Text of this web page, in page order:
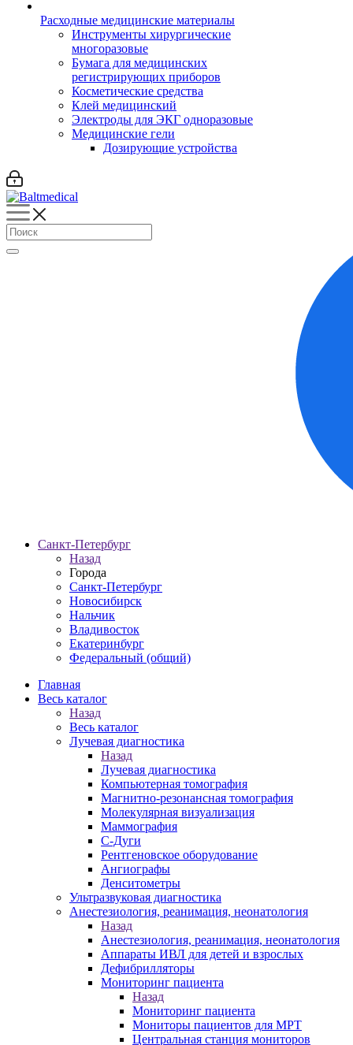
Расходные медицинские материалы
Инструменты хирургические
многоразовые
Бумага для медицинских
регистрирующих приборов
Косметические средства
Клей медицинский
Электроды для ЭКГ одноразовые
Медицинские гели
Дозирующие устройства
Санкт-Петербург
Назад
Города
Санкт-Петербург
Новосибирск
Нальчик
Владивосток
Екатеринбург
Федеральный (общий)
Главная
Весь каталог
Назад
Весь каталог
Лучевая диагностика
Назад
Лучевая диагностика
Компьютерная томография
Магнитно-резонансная томография
Молекулярная визуализация
Маммография
С-Дуги
Рентгеновское оборудование
Ангиографы
Денситометры
Ультразвуковая диагностика
Анестезиология, реанимация, неонатология
Назад
Анестезиология, реанимация, неонатология
Аппараты ИВЛ для детей и взрослых
Дефибрилляторы
Мониторинг пациента
Назад
Мониторинг пациента
Мониторы пациентов для МРТ
Центральная станция мониторов